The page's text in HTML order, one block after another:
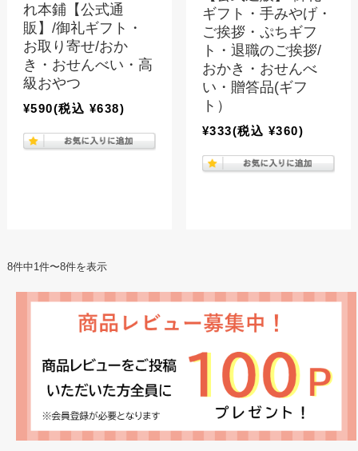
れ本鋪【公式通
販】/御礼ギフト・
お取り寄せ/おか
き・おせんべい・高
級おやつ
¥590(税込 ¥638)
ギフト・手みやげ・
ご挨拶・ぷちギフ
ト・退職のご挨拶/
おかき・おせんべ
い・贈答品(ギフ
ト）
¥333(税込 ¥360)
8件中1件〜8件を表示